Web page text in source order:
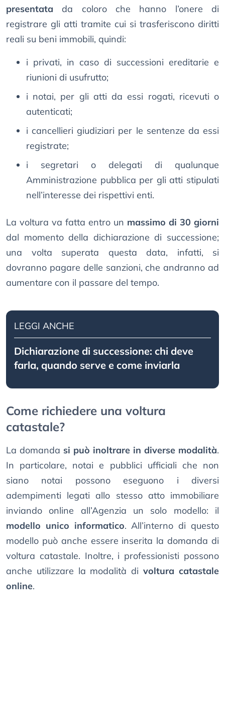
presentata da coloro che hanno l’onere di
registrare gli atti tramite cui si trasferiscono diritti
reali su beni immobili, quindi:
i privati, in caso di successioni ereditarie e
riunioni di usufrutto;
i notai, per gli atti da essi rogati, ricevuti o
autenticati;
i cancellieri giudiziari per le sentenze da essi
registrate;
i segretari o delegati di qualunque
Amministrazione pubblica per gli atti stipulati
nell’interesse dei rispettivi enti.
La voltura va fatta entro un massimo di 30 giorni
dal momento della dichiarazione di successione;
una volta superata questa data, infatti, si
dovranno pagare delle sanzioni, che andranno ad
aumentare con il passare del tempo.
LEGGI ANCHE
Dichiarazione di successione: chi deve
farla, quando serve e come inviarla
Come richiedere una voltura
catastale?
La domanda si può inoltrare in diverse modalità.
In particolare, notai e pubblici ufficiali che non
siano notai possono eseguono i diversi
adempimenti legati allo stesso atto immobiliare
inviando online all’Agenzia un solo modello: il
modello unico informatico. All’interno di questo
modello può anche essere inserita la domanda di
voltura catastale. Inoltre, i professionisti possono
anche utilizzare la modalità divoltura catastale
online.